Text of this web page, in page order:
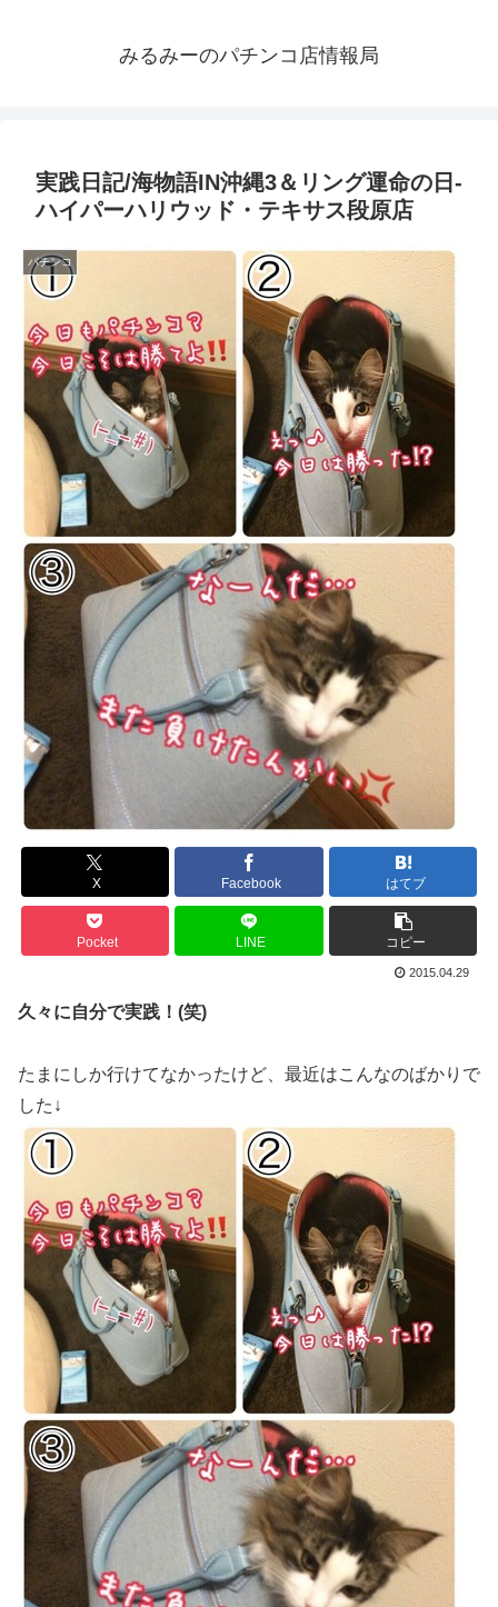
みるみーのパチンコ店情報局
実践日記/海物語IN沖縄3＆リング運命の日-
ハイパーハリウッド・テキサス段原店
パチンコ
X Facebook はてブ
Pocket LINE コピー
2015.04.29
久々に自分で実践！(笑)
たまにしか行けてなかったけど、最近はこんなのばかりで
した↓